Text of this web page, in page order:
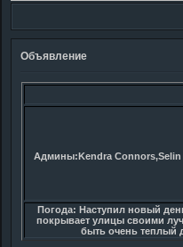
Объявление
Админы:Kendra Connors,Selin
Погода: Наступил новый
покрывает улицы своими
быть очень теплый